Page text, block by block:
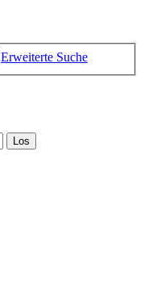
Erweiterte Suche